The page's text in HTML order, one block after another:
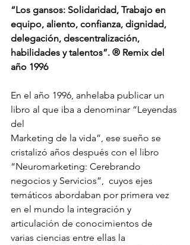
“Los gansos: Solidaridad, Trabajo en
equipo, aliento, confianza, dignidad,
delegación, descentralización,
habilidades y talentos”. ® Remix del
año 1996
En el año 1996, anhelaba publicar un
libro al que iba a denominar “Leyendas
del
Marketing de la vida”, ese sueño se
cristalizó años después con el libro
“Neuromarketing: Cerebrando
negocios y Servicios”,  cuyos ejes
temáticos abordaban por primera vez
en el mundo la integración y
articulación de conocimientos de
varias ciencias entre ellas la